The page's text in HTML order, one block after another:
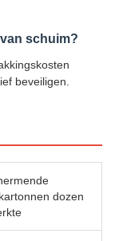
schuim?
beveiligen.
dozen